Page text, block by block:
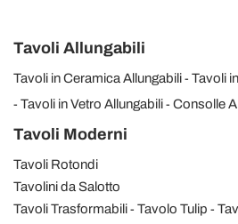
Tavoli Allungabili
Tavoli in Ceramica Allungabili
Tavoli
Tavoli in Vetro Allungabili
Consolle
Tavoli Moderni
Tavoli Rotondi
Tavolini da Salotto
Tavoli Trasformabili
Tavolo Tulip